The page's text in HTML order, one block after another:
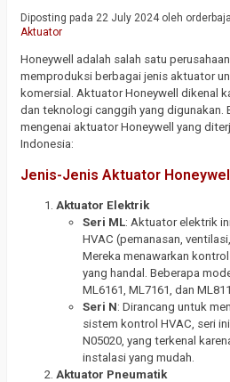
Diposting pada 22 July 2024 oleh
Aktuator
Honeywell adalah salah satu
memproduksi berbagai jenis aktuator
komersial. Aktuator Honeywell dikenal
dan teknologi canggih yang digunakan.
mengenai aktuator Honeywell yang
Indonesia:
Jenis-Jenis Aktuator
Aktuator Elektrik
Seri ML: Aktuator elektrik
HVAC (pemanasan,
Mereka menawarkan
yang handal. Beberapa
ML6161, ML7161, dan
Seri N: Dirancang untuk
sistem kontrol HVAC, seri
N05020, yang terkenal
instalasi yang mudah.
Aktuator Pneumatik